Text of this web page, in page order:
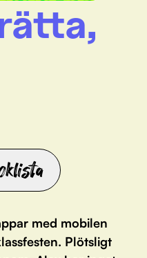
med mobilen
Plötsligt